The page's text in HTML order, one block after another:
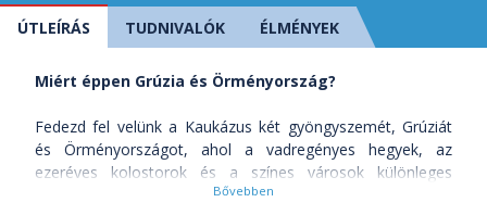
ÚTLEÍRÁS TUDNIVALÓK ÉLMÉNYEK
Miért éppen Grúzia és Örményország?
Fedezd fel velünk a Kaukázus két gyöngyszemét, Grúziát
és Örményországot, ahol a vadregényes hegyek, az
ezeréves kolostorok és a színes városok különleges